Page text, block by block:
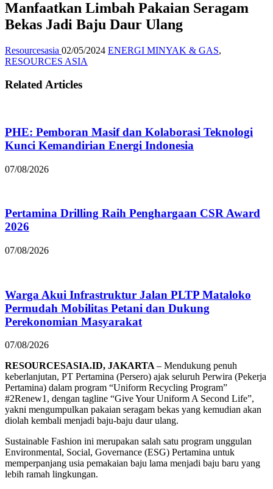
Manfaatkan Limbah Pakaian Seragam
Bekas Jadi Baju Daur Ulang
Resourcesasia 02/05/2024 ENERGI MINYAK & GAS,
RESOURCES ASIA
Related Articles
PHE: Pemboran Masif dan Kolaborasi Teknologi
Kunci Kemandirian Energi Indonesia
07/08/2026
Pertamina Drilling Raih Penghargaan CSR Award
2026
07/08/2026
Warga Akui Infrastruktur Jalan PLTP Mataloko
Permudah Mobilitas Petani dan Dukung
Perekonomian Masyarakat
07/08/2026
RESOURCESASIA.ID, JAKARTA – Mendukung penuh
keberlanjutan, PT Pertamina (Persero) ajak seluruh Perwira (Pekerja
Pertamina) dalam program “Uniform Recycling Program”
#2Renew1, dengan tagline “Give Your Uniform A Second Life”,
yakni mengumpulkan pakaian seragam bekas yang kemudian akan
diolah kembali menjadi baju-baju daur ulang.
Sustainable Fashion ini merupakan salah satu program unggulan
Environmental, Social, Governance (ESG) Pertamina untuk
memperpanjang usia pemakaian baju lama menjadi baju baru yang
lebih ramah lingkungan.